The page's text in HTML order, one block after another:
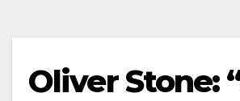
Oliver Stone: